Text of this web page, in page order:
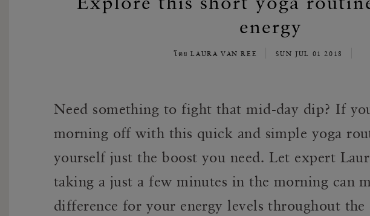
energy
โดย LAURA VAN REE SUN JUL 01 2018
Need something to fight that mid-day dip? If
morning off with this quick and simple yoga
yourself just the boost you need. Let expert
taking a just a few minutes in the morning can
difference for your energy levels throughout the